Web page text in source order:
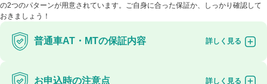
の2つのパターンが用意されています。ご自身に合った保証か、しっかり確認して
おきましょう！
普通車AT・MTの保証内容
お申込時の注意点